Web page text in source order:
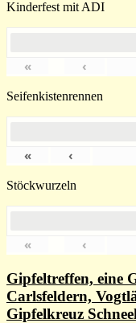
Kinderfest mit ADI
« ‹
Seifenkistenrennen
« ‹
Stöckwurzeln
« ‹
Gipfeltreffen, eine
Carlsfeldern,
Gipfelkreuz